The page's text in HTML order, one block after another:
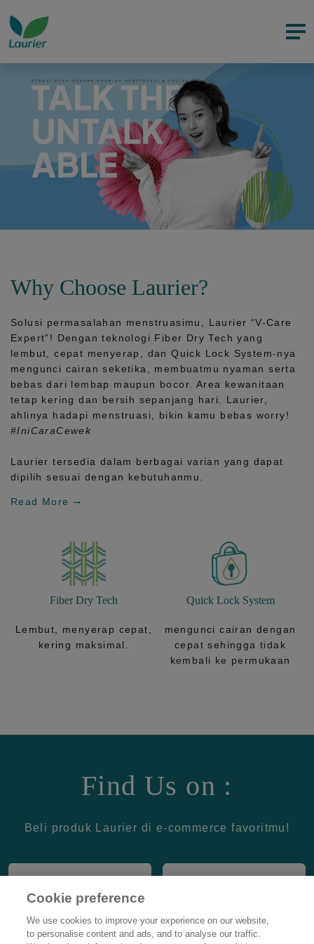
Why Choose Laurier?
Solusi permasalahan menstruasimu, Laurier “V-Care
Expert”! Dengan teknologi Fiber Dry Tech yang
lembut, cepat menyerap, danQuick Lock System-nya
mengunci cairan seketika, membuatmu nyaman serta
bebas dari lembap maupun bocor. Area kewanitaan
tetap kering dan bersih sepanjang hari.
Laurier,
ahlinya hadapi menstruasi, bikin kamu bebas worry!
#IniCaraCewek
Laurier tersedia dalam berbagai varian yang dapat
dipilih sesuai dengan kebutuhanmu.
Read More
Fiber Dry Tech
Lembut, menyerap cepat,
kering maksimal.
Quick Lock System
mengunci cairan dengan
cepat sehingga tidak
kembali ke permukaan
Find Us on :
Beli produk Laurier di e-commerce favoritmu!
Cookie preference
We use cookies to improve your experience on our website,
to personalise content and ads, and to analyse our traffic.